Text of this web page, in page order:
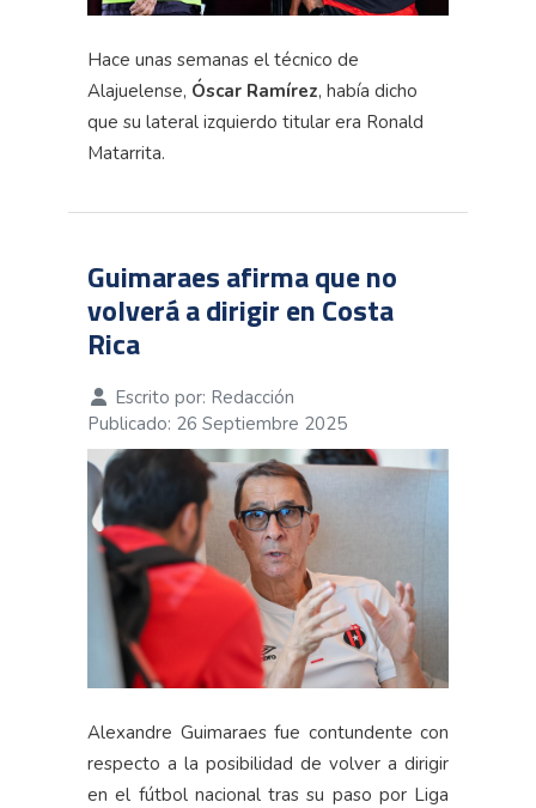
Hace unas semanas el técnico de
Alajuelense, Óscar Ramírez, había dicho
que su lateral izquierdo titular era Ronald
Matarrita.
Guimaraes afirma que no
volverá a dirigir en Costa
Rica
Escrito por: Redacción
Publicado: 26 Septiembre 2025
Alexandre Guimaraes fue contundente con
respecto a la posibilidad de volver a dirigir
en el fútbol nacional tras su paso por Liga